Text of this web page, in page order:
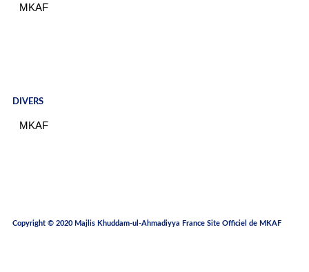
MKAF
DIVERS
MKAF
Copyright © 2020 Majlis Khuddam-ul-Ahmadiyya France Site Officiel de MKAF